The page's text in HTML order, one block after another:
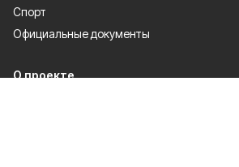
Спорт
Официальные документы
О проекте